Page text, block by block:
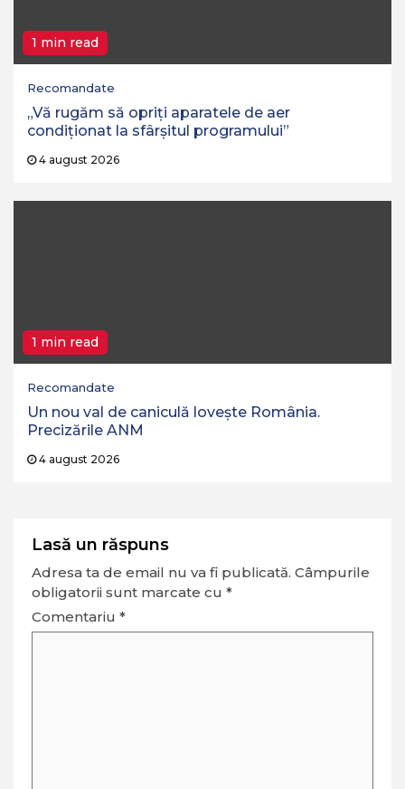
1 min read
Recomandate
„Vă rugăm să opriţi aparatele de aer
condiţionat la sfârşitul programului”
4 august 2026
1 min read
Recomandate
Un nou val de caniculă lovește România.
Precizările ANM
4 august 2026
Lasă un răspuns
Adresa ta de email nu va fi publicată. Câmpurile
obligatorii sunt marcate cu *
Comentariu *